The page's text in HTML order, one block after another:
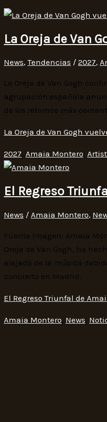
La Oreja de Van
News, Tendencias / 2027,
La Oreja de Van Gogh
agrupación española
de los retornos más
La Oreja de Van Gogh
2027, Amaia Montero,
El Regreso
News / Amaia Montero,
Fuente Imagen: Amaia
Oreja de Van Gogh, ha
alejado de la música
concierto en Madrid.
El Regreso Triunfal de
Amaia Montero, News,